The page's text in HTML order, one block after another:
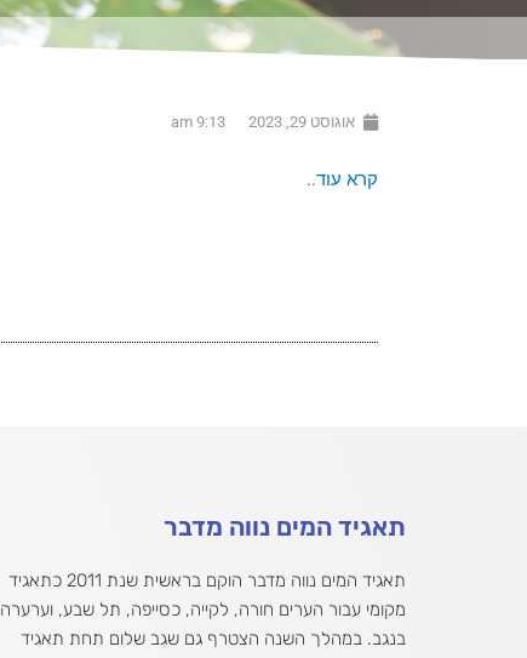
אוגוסט 29, 2023 9:13 am
קרא עוד..
תאגיד המים נווה מדבר
תאגיד המים נווה מדבר הוקם בראשית שנת 2011 כתאגיד
מקומי עבור הערים חורה, לקייה, כסייפה, תל שבע, וערערה
בנגב. במהלך השנה הצטרף גם שגב שלום תחת תאגיד